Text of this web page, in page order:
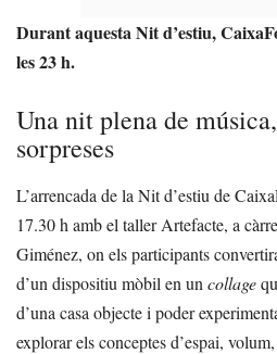
Durant aquesta Nit d’estiu,
les 23 h.
Una nit plena de
sorpreses
L’arrencada de la Nit d’estiu de
17.30 h amb el taller Artefacte, a
Giménez, on els participants
d’un dispositiu mòbil en un collage
d’una casa objecte i poder
explorar els conceptes d’espai,